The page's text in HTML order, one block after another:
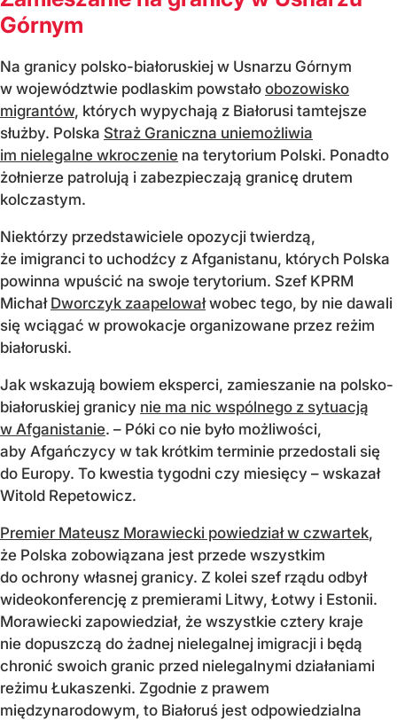
Górnym
Na granicy polsko-białoruskiej w Usnarzu Górnym
w województwie podlaskim powstało obozowisko
migrantów, których wypychają z Białorusi tamtejsze
służby. Polska Straż Graniczna uniemożliwia
im nielegalne wkroczenie na terytorium Polski. Ponadto
żołnierze patrolują i zabezpieczają granicę drutem
kolczastym.
Niektórzy przedstawiciele opozycji twierdzą,
że imigranci to uchodźcy z Afganistanu, których Polska
powinna wpuścić na swoje terytorium. Szef KPRM
Michał Dworczyk zaapelowałwobec tego, by nie dawali
się wciągać w prowokacje organizowane przez reżim
białoruski.
Jak wskazują bowiem eksperci, zamieszanie na polsko-
białoruskiej granicy nie ma nic wspólnego z sytuacją
w Afganistanie. – Póki co nie było możliwości,
aby Afgańczycy w tak krótkim terminie przedostali się
do Europy. To kwestia tygodni czy miesięcy – wskazał
Witold Repetowicz.
Premier Mateusz Morawiecki powiedział w czwartek,
że Polska zobowiązana jest przede wszystkim
do ochrony własnej granicy. Z kolei szef rządu odbył
wideokonferencję z premierami Litwy, Łotwy i Estonii.
Morawiecki zapowiedział, że wszystkie cztery kraje
nie dopuszczą do żadnej nielegalnej imigracji i będą
chronić swoich granic przed nielegalnymi działaniami
reżimu Łukaszenki. Zgodnie z prawem
międzynarodowym, to Białoruś jest odpowiedzialna